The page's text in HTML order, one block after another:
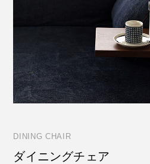
DINING CHAIR
ダイニングチェア